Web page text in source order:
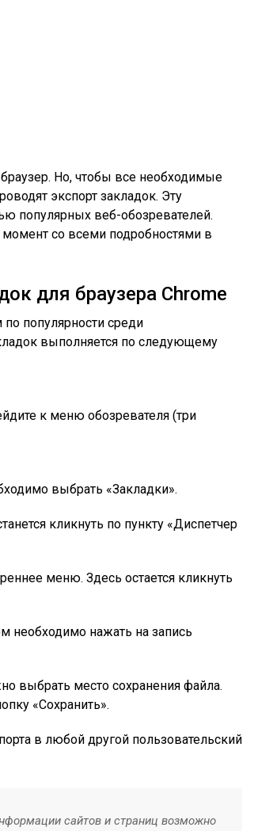
Но, чтобы все необходимые
экспорт закладок. Эту
популярных веб-обозревателей.
момент со всеми подробностями в
для браузера Chrome
по популярности среди
выполняется по следующему
к меню обозревателя (три
выбрать «Закладки».
кликнуть по пункту «Диспетчер
меню. Здесь остается кликнуть
необходимо нажать на запись
выбрать место сохранения файла.
«Сохранить».
в любой другой пользовательский
сайтов и страниц возможно